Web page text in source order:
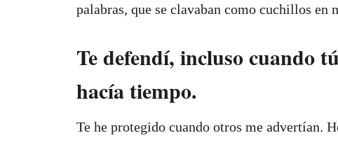
palabras, que se clavaban como cuchillos en
Te defendí, incluso cuando
hacía tiempo.
Te he protegido cuando otros me advertían.